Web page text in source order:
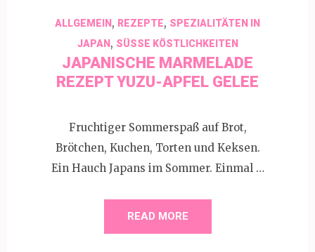
ALLGEMEIN, REZEPTE, SPEZIALITÄTEN IN
JAPAN, SÜSSE KÖSTLICHKEITEN
JAPANISCHE MARMELADE
REZEPT YUZU-APFEL GELEE
Fruchtiger Sommerspaß auf Brot,
Brötchen, Kuchen, Torten und Keksen.
Ein Hauch Japans im Sommer. Einmal …
READ MORE